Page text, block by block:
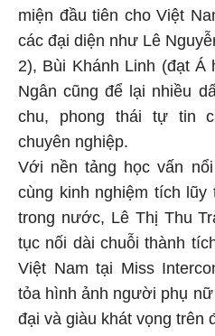
miện đầu tiên cho Việt
các đại diện như Lê
2), Bùi Khánh Linh (đạt Á
Ngân cũng để lại nhiều
chu, phong thái tự tin
chuyên nghiệp.
Với nền tảng học vấn
cùng kinh nghiệm tích
trong nước, Lê Thị Thu
tục nối dài chuỗi thành
Việt Nam tại Miss
tỏa hình ảnh người phụ
đại và giàu khát vọng trên